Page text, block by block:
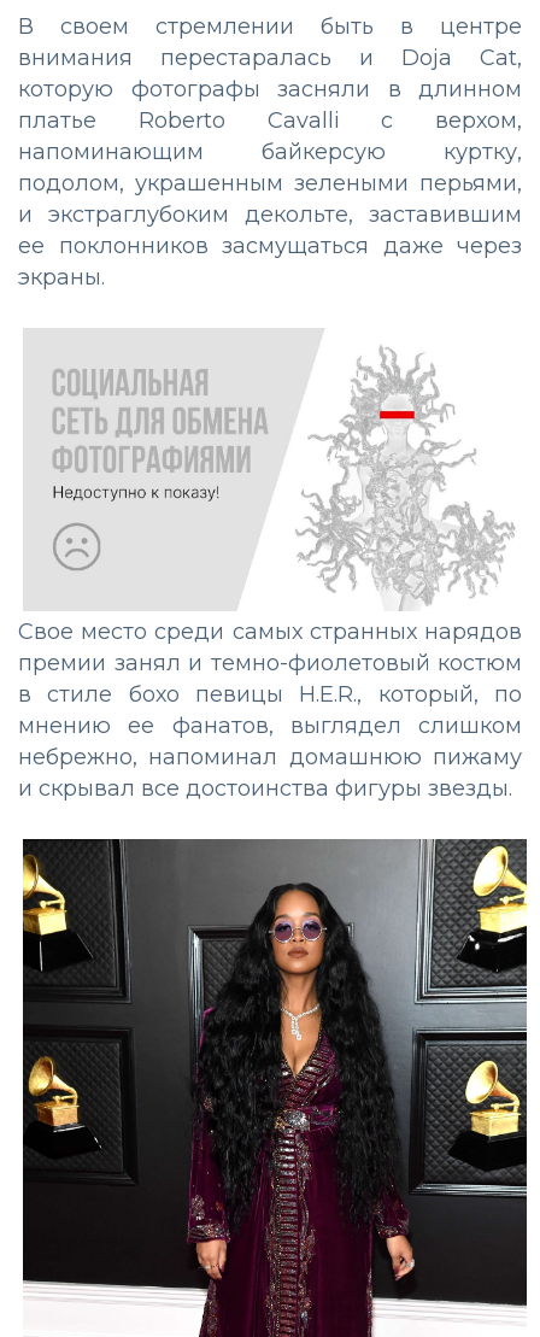
В своем стремлении быть в центре
внимания перестаралась и Doja Cat,
которую фотографы засняли в длинном
платье Roberto Cavalli с верхом,
напоминающим байкерсую куртку,
подолом, украшенным зелеными перьями,
и экстраглубоким декольте, заставившим
ее поклонников засмущаться даже через
экраны.
Свое место среди самых странных нарядов
премии занял и темно-фиолетовый костюм
в стиле бохо певицы H.E.R., который, по
мнению ее фанатов, выглядел слишком
небрежно, напоминал домашнюю пижаму
и скрывал все достоинства фигуры звезды.